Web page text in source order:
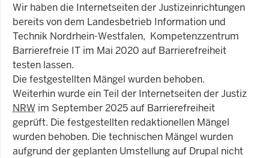
Wir haben die Internetseiten der Justizeinrichtungen
bereits von dem Landesbetrieb Information und
Technik Nordrhein-Westfalen, Kompetenzzentrum
Barrierefreie IT im Mai 2020 auf Barrierefreiheit
testen lassen.
Die festgestellten Mängel wurden behoben.
Weiterhin wurde ein Teil der Internetseiten der Justiz
NRW im September 2025 auf Barrierefreiheit
geprüft. Die festgestellten redaktionellen Mängel
wurden behoben. Die technischen Mängel wurden
aufgrund der geplanten Umstellung auf Drupal nicht